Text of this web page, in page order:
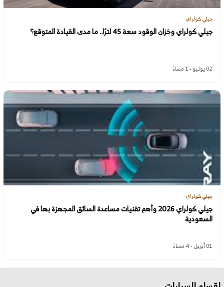
جيلي كولراي
جيلي كولراي وخزان الوقود سعة 45 لترًا.. ما مدى القيادة المتوقع؟
02 يونيو - 1 مساءً
جيلي كولراي
جيلي كولراي 2026 وأهم تقنيات مساعدة السائق المجهزة بها في
السعودية
01 أبريل - 4 مساءً